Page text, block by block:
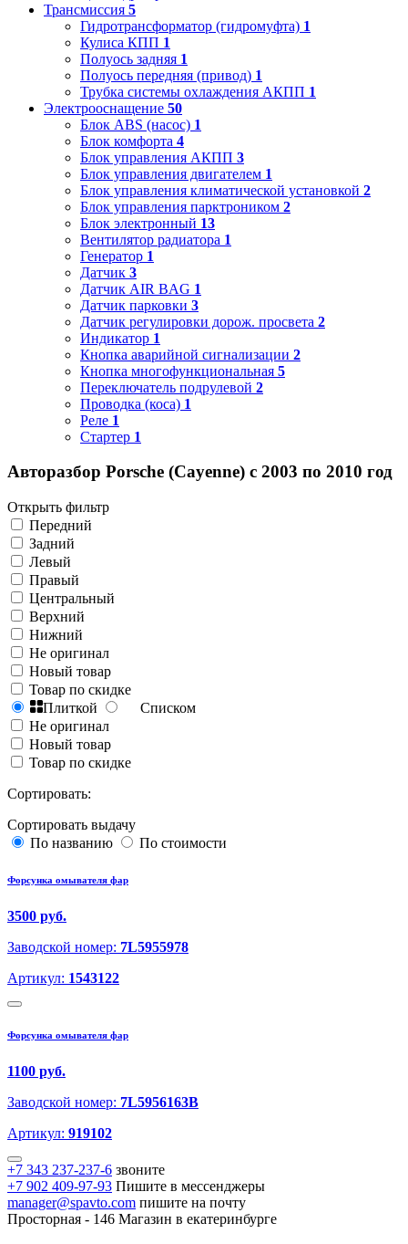
Трансмиссия 5
Гидротрансформатор (гидромуфта) 1
Кулиса КПП 1
Полуось задняя 1
Полуось передняя (привод) 1
Трубка системы охлаждения АКПП 1
Электрооснащение 50
Блок ABS (насос) 1
Блок комфорта 4
Блок управления АКПП 3
Блок управления двигателем 1
Блок управления климатической установкой 2
Блок управления парктроником 2
Блок электронный 13
Вентилятор радиатора 1
Генератор 1
Датчик 3
Датчик AIR BAG 1
Датчик парковки 3
Датчик регулировки дорож. просвета 2
Индикатор 1
Кнопка аварийной сигнализации 2
Кнопка многофункциональная 5
Переключатель подрулевой 2
Проводка (коса) 1
Реле 1
Стартер 1
Авторазбор Porsche (Cayenne) с 2003 по 2010 год
Открыть фильтр
Передний
Задний
Левый
Правый
Центральный
Верхний
Нижний
Не оригинал
Новый товар
Товар по скидке
Плиткой
Списком
Не оригинал
Новый товар
Товар по скидке
Сортировать:
Сортировать выдачу
По названию
По стоимости
Форсунка омывателя фар
3500 руб.
Заводской номер: 7L5955978
Артикул: 1543122
Форсунка омывателя фар
1100 руб.
Заводской номер: 7L5956163B
Артикул: 919102
+7 343 237-237-6 звоните
+7 902 409-97-93 Пишите в мессенджеры
manager@spavto.com пишите на почту
Просторная - 146 Магазин в екатеринбурге